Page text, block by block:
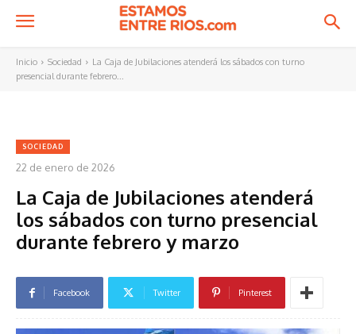
Inicio Sociedad
La Caja de Jubilaciones atenderá los sábados con turno
presencial durante febrero...
SOCIEDAD
22 de enero de 2026
La Caja de Jubilaciones atenderá
los sábados con turno presencial
durante febrero y marzo
Facebook Twitter Pinterest